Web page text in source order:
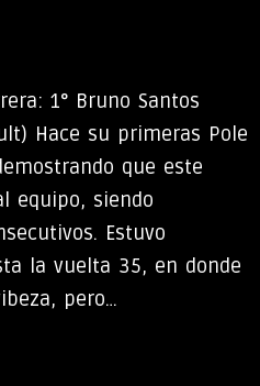
1° Bruno Santos
Hace su primeras Pole
que este
equipo, siendo
Estuvo
la vuelta 35, en donde
pero…